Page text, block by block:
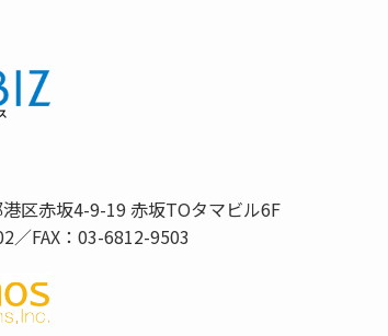
区赤坂4-9-19 赤坂TOタマビル6F
／FAX：03-6812-9503